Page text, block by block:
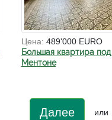
Цена: 489'000 EURO
Большая квартира
Ментоне
Далее или